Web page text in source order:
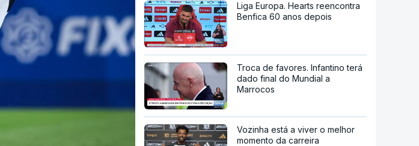
Liga Europa. Hearts reencontra
Benfica 60 anos depois
Troca de favores. Infantino terá
dado final do Mundial a
Marrocos
Vozinha está a viver o melhor
momento da carreira